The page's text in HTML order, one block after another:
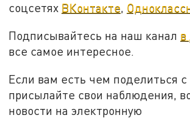
соцсетях ВКонтакте,
Подписывайтесь на наш канал в
все самое интересное.
Если вам есть чем поделиться с
присылайте свои наблюдения,
новости на электронную